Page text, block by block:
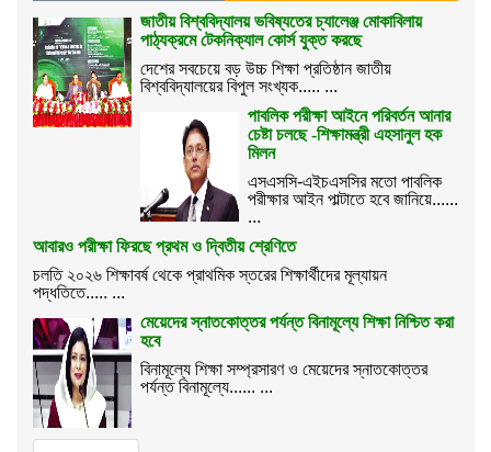
জাতীয় বিশ্ববিদ্যালয় ভবিষ্যতের চ্যালেঞ্জ মোকাবিলায়
পাঠ্যক্রমে টেকনিক্যাল কোর্স যুক্ত করছে
দেশের সবচেয়ে বড় উচ্চ শিক্ষা প্রতিষ্ঠান জাতীয়
বিশ্ববিদ্যালয়ের বিপুল সংখ্যক..... ...
পাবলিক পরীক্ষা আইনে পরিবর্তন আনার
চেষ্টা চলছে -শিক্ষামন্ত্রী এহসানুল হক
মিলন
এসএসসি-এইচএসসির মতো পাবলিক
পরীক্ষার আইন পাল্টাতে হবে জানিয়ে......
...
আবারও পরীক্ষা ফিরছে প্রথম ও দ্বিতীয় শ্রেণিতে
চলতি ২০২৬ শিক্ষাবর্ষ থেকে প্রাথমিক স্তরের শিক্ষার্থীদের মূল্যায়ন
পদ্ধতিতে..... ...
মেয়েদের স্নাতকোত্তর পর্যন্ত বিনামূল্যে শিক্ষা নিশ্চিত করা
হবে
বিনামূল্যে শিক্ষা সম্প্রসারণ ও মেয়েদের স্নাতকোত্তর
পর্যন্ত বিনামূল্যে...... ...